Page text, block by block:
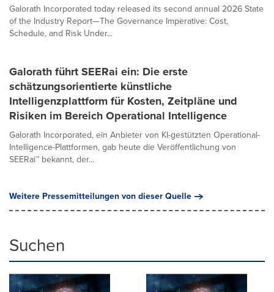
Galorath Incorporated today released its second annual 2026 State
of the Industry Report—The Governance Imperative: Cost,
Schedule, and Risk Under...
Galorath führt SEERai ein: Die erste
schätzungsorientierte künstliche
Intelligenzplattform für Kosten, Zeitpläne und
Risiken im Bereich Operational Intelligence
Galorath Incorporated, ein Anbieter von KI-gestützten Operational-
Intelligence-Plattformen, gab heute die Veröffentlichung von
SEERai™ bekannt, der...
Weitere Pressemitteilungen von dieser Quelle
Suchen